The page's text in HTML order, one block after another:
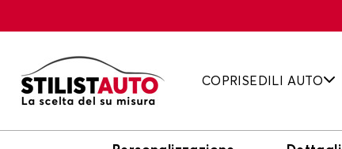
COPRISEDILI AUTO